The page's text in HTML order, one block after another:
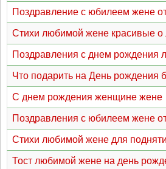
Поздравление с юбилеем жене
Стихи любимой жене красивые о
Поздравления с днем рождения
Что подарить на День рождения
С днем рождения женщине жене
Поздравления с юбилеем жене
Стихи любимой жене для
Тост любимой жене на день